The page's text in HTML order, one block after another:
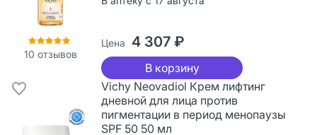
10 отзывов
Цена 4 307 ₽
В корзину
Vichy Neovadiol Крем лифтинг
дневной для лица против
пигментации в период менопаузы
SPF 50 50 мл